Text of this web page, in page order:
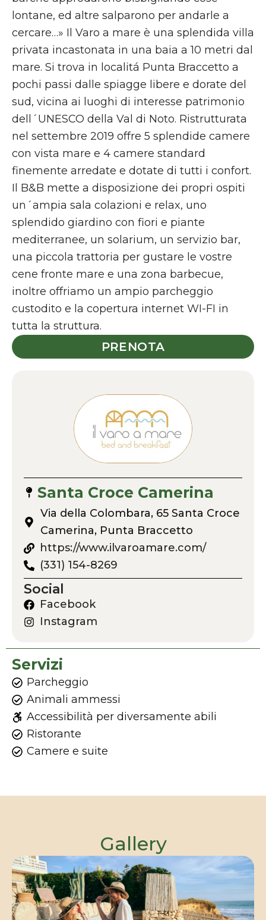
lontane, ed altre salparono per andarle a
cercare…» Il Varo a mare è una splendida villa
privata incastonata in una baia a 10 metri dal
mare. Si trova in localitá Punta Braccetto a
pochi passi dalle spiagge libere e dorate del
sud, vicina ai luoghi di interesse patrimonio
dell´UNESCO della Val di Noto. Ristrutturata
nel settembre 2019 offre 5 splendide camere
con vista mare e 4 camere standard
finemente arredate e dotate di tutti i confort.
Il B&B mette a disposizione dei propri ospiti
un´ampia sala colazioni e relax, uno
splendido giardino con fiori e piante
mediterranee, un solarium, un servizio bar,
una piccola trattoria per gustare le vostre
cene fronte mare e una zona barbecue,
inoltre offriamo un ampio parcheggio
custodito e la copertura internet WI-FI in
tutta la struttura.
PRENOTA
Santa Croce Camerina
Via della Colombara, 65 Santa Croce
Camerina, Punta Braccetto
https://www.ilvaroamare.com/
(331) 154-8269
Social
Facebook
Instagram
Servizi
Parcheggio
Animali ammessi
Accessibilità per diversamente abili
Ristorante
Camere e suite
Gallery